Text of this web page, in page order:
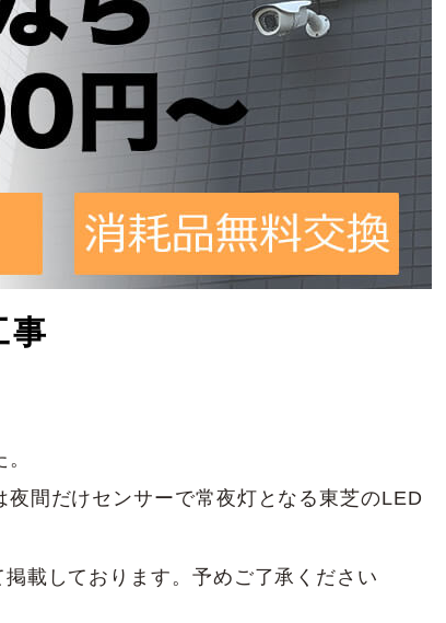
事
間だけセンサーで常夜灯となる東芝のLED
載しております。予めご了承ください